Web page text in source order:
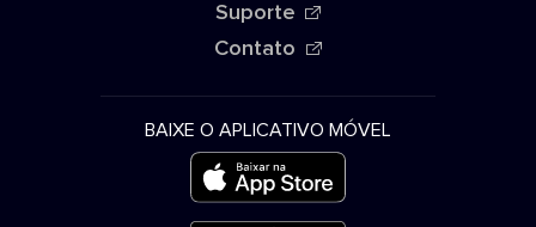
Suporte
Contato
BAIXE O APLICATIVO MÓVEL